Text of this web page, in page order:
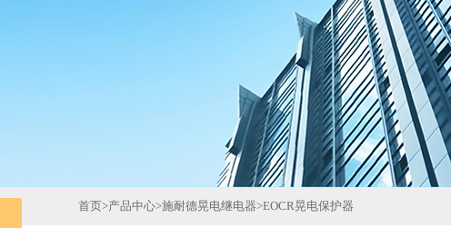
首页>产品中心>施耐德晃电继电器>EOCR晃电保护器